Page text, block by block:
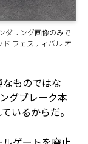
ダリング画像のみで
フェスティバル オ
ものではな
グブレーク本
いるからだ。